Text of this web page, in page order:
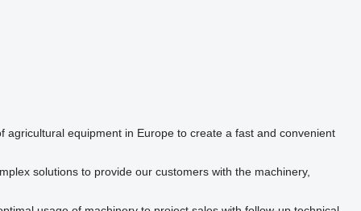
equipment in Europe to create a fast and convenient
solutions to provide our customers with the machinery,